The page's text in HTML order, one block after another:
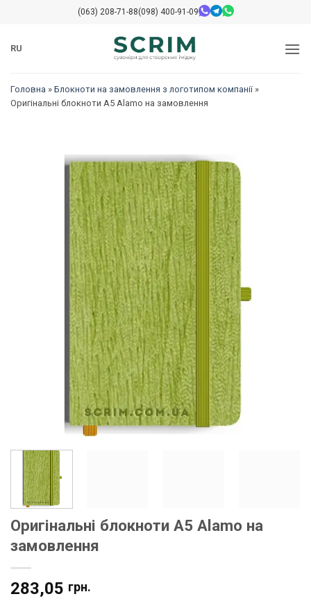
змісту
(063) 208-71-88(098) 400-91-09
RU
Головна » Блокноти на замовлення з логотипом компанії»
Оригінальні блокноти A5 Alamo на замовлення
Оригінальні блокноти A5 Alamo на
замовлення
283,05 грн.